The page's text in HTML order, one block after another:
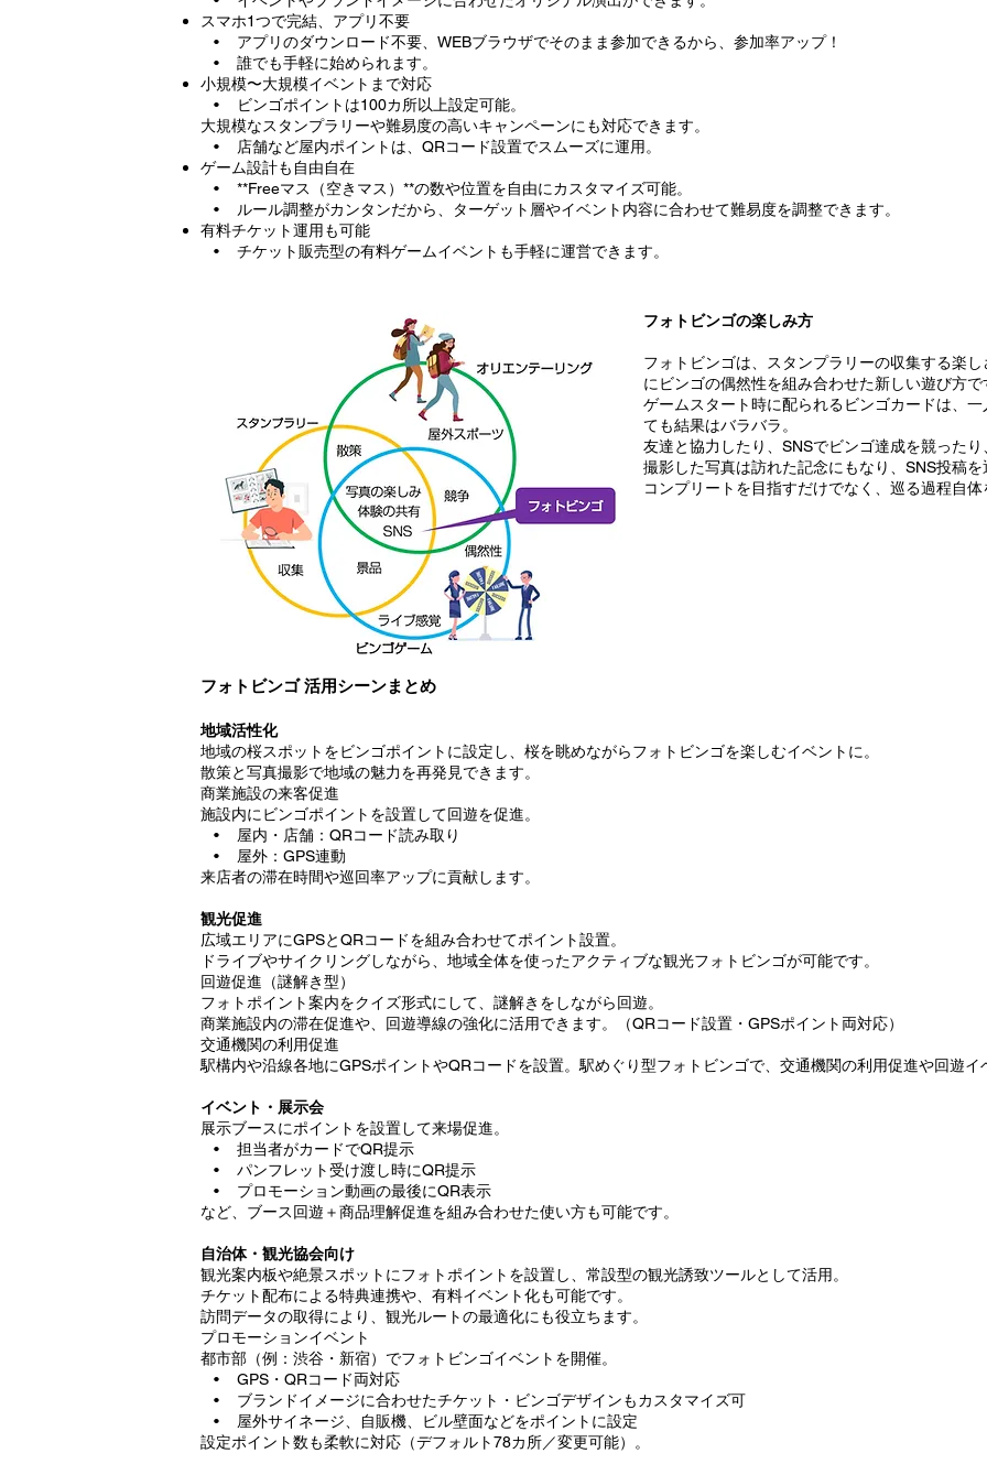
スマホ1つで完結、アプリ不要
• アプリのダウンロード不要、WEBブラウザでそのまま参加できるから、参加率アップ！
• 誰でも手軽に始められます。
小規模〜大規模イベントまで対応
• ビンゴポイントは100カ所以上設定可能。
大規模なスタンプラリーや難易度の高いキャンペーンにも対応できます。
• 店舗など屋内ポイントは、QRコード設置でスムーズに運用。
ゲーム設計も自由自在
• **Freeマス（空きマス）**の数や位置を自由にカスタマイズ可能。
• ルール調整がカンタンだから、ターゲット層やイベント内容に合わせて難易度を調整できます。
有料チケット運用も可能
• チケット販売型の有料ゲームイベントも手軽に運営できます。
フォトビンゴの楽しみ方
フォトビンゴは、スタンプラリーの収集する楽
にビンゴの偶然性を組み合わせた新しい遊び方で
ゲームスタート時に配られるビンゴカードは、
ても結果はバラバラ。
友達と協力したり、SNSでビンゴ達成を競った
撮影した写真は訪れた記念にもなり、SNS投稿
コンプリートを目指すだけでなく、巡る過程自
フォトビンゴ 活用シーンまとめ
地域活性化
地域の桜スポットをビンゴポイントに設定し、桜を眺めながらフォトビンゴを楽しむイベントに。
散策と写真撮影で地域の魅力を再発見できます。
商業施設の来客促進
施設内にビンゴポイントを設置して回遊を促進。
• 屋内・店舗：QRコード読み取り
• 屋外：GPS連動
来店者の滞在時間や巡回率アップに貢献します。
観光促進
広域エリアにGPSとQRコードを組み合わせてポイント設置。
ドライブやサイクリングしながら、地域全体を使ったアクティブな観光フォトビンゴが可能です。
回遊促進（謎解き型）
フォトポイント案内をクイズ形式にして、謎解きをしながら回遊。
商業施設内の滞在促進や、回遊導線の強化に活用できます。（QRコード設置・GPSポイント両対応）
交通機関の利用促進
駅構内や沿線各地にGPSポイントやQRコードを設置。駅めぐり型フォトビンゴで、交通機関の利用促進や回遊
イベント・展示会
展示ブースにポイントを設置して来場促進。
• 担当者がカードでQR提示
• パンフレット受け渡し時にQR提示
• プロモーション動画の最後にQR表示
など、ブース回遊＋商品理解促進を組み合わせた使い方も可能です。
自治体・観光協会向け
観光案内板や絶景スポットにフォトポイントを設置し、常設型の観光誘致ツールとして活用。
チケット配布による特典連携や、有料イベント化も可能です。
訪問データの取得により、観光ルートの最適化にも役立ちます。
プロモーションイベント
都市部（例：渋谷・新宿）でフォトビンゴイベントを開催。
• GPS・QRコード両対応
• ブランドイメージに合わせたチケット・ビンゴデザインもカスタマイズ可
• 屋外サイネージ、自販機、ビル壁面などをポイントに設定
設定ポイント数も柔軟に対応（デフォルト78カ所／変更可能）。